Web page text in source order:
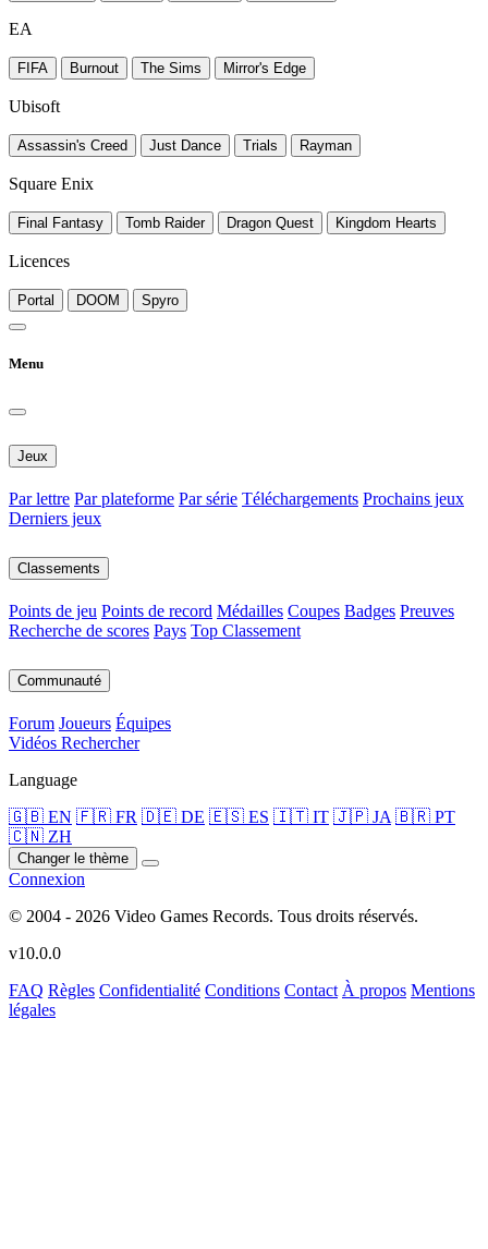
EA
FIFA Burnout The Sims Mirror's Edge
Ubisoft
Assassin's Creed Just Dance Trials Rayman
Square Enix
Final Fantasy Tomb Raider Dragon Quest Kingdom Hearts
Licences
Portal DOOM Spyro
Menu
Jeux
Par lettre Par plateforme Par série Téléchargements Prochains jeux
Derniers jeux
Classements
Points de jeu Points de record Médailles Coupes Badges Preuves
Recherche de scores Pays Top Classement
Communauté
Forum Joueurs Équipes
Vidéos Rechercher
Language
🇬🇧 EN 🇫🇷 FR 🇩🇪 DE 🇪🇸 ES 🇮🇹 IT 🇯🇵 JA 🇧🇷 PT
🇨🇳 ZH
Changer le thème
Connexion
© 2004 - 2026 Video Games Records. Tous droits réservés.
v10.0.0
FAQ Règles Confidentialité Conditions Contact À propos Mentions
légales